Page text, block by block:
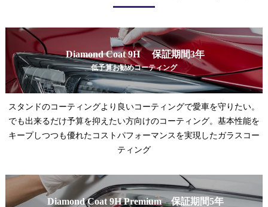
Diamond Coat 9H 保証期間3年
低予算お勧めコーティング
スタンドのコーティングより良いコーティングで愛車を守りたい。
でも出来るだけ予算を抑えたい方向けのコーティング。基本性能を
キープしつつも優れたコストパフォーマンスを実現したガラスコー
ティング
Diamond Coat 9H Premium 保証期間5年